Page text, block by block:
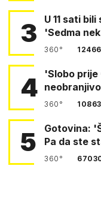
3
U 11 sati bili su pred Kninom.
'Sedma
360°
4
'Slobo prije
360°
5
Gotovina:
Pa da ste
360°